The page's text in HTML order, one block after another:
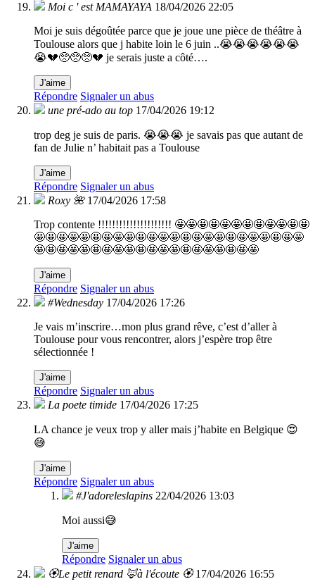
Moi c ' est MAMAYAYA 18/04/2026 22:05
Moi je suis dégoûtée parce que je joue une pièce de théâtre à
Toulouse alors que j habite loin le 6 juin ..😭😭😭😭😭😭
😭💔🥺🥺🥺💔 je serais juste a côté….
J'aime
Répondre Signaler un abus
une pré-ado au top 17/04/2026 19:12
trop deg je suis de paris. 😭😭😭 je savais pas que autant de
fan de Julie n’ habitait pas a Toulouse
J'aime
Répondre Signaler un abus
Roxy 🌺 17/04/2026 17:58
Trop contente !!!!!!!!!!!!!!!!!!!!! 🤩🤩🤩🤩🤩🤩🤩🤩🤩🤩🤩🤩
🤩🤩🤩🤩🤩🤩🤩🤩🤩🤩🤩🤩🤩🤩🤩🤩🤩🤩🤩🤩🤩🤩🤩🤩
🤩🤩🤩🤩🤩🤩🤩🤩🤩🤩🤩🤩🤩🤩🤩🤩🤩🤩🤩🤩
J'aime
Répondre Signaler un abus
#Wednesday 17/04/2026 17:26
Je vais m’inscrire…mon plus grand rêve, c’est d’aller à
Toulouse pour vous rencontrer, alors j’espère trop être
sélectionnée !
J'aime
Répondre Signaler un abus
La poete timide 17/04/2026 17:25
LA chance je veux trop y aller mais j’habite en Belgique 😍
😅
J'aime
Répondre Signaler un abus
#J'adoreleslapins 22/04/2026 13:03
Moi aussi😅
J'aime
Répondre Signaler un abus
🏵️Le petit renard 🦊à l'écoute 🏵️ 17/04/2026 16:55